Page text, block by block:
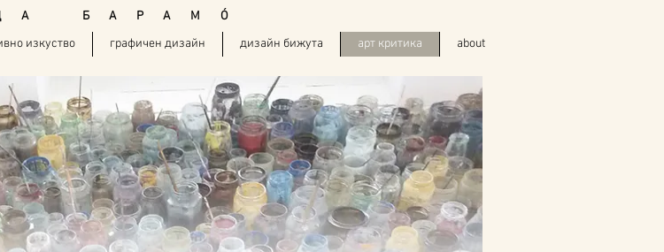
Ц А Б А Р А М Ó
изкуство графичен дизайн дизайн бижута арт критика about